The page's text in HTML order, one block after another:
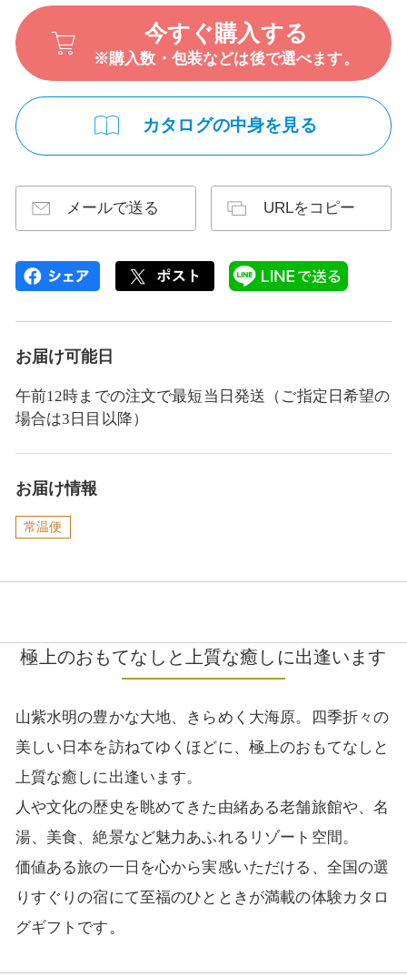
今すぐ購入する
※購入数・包装などは後で選べます。
カタログの中身を見る
メールで送る URLをコピー
お届け可能日
午前12時までの注文で最短当日発送（ご指定日希望の
場合は3日目以降）
お届け情報
常温便
極上のおもてなしと上質な癒しに出逢います
山紫水明の豊かな大地、きらめく大海原。四季折々の
美しい日本を訪ねてゆくほどに、極上のおもてなしと
上質な癒しに出逢います。
人や文化の歴史を眺めてきた由緒ある老舗旅館や、名
湯、美食、絶景など魅力あふれるリゾート空間。
価値ある旅の一日を心から実感いただける、全国の選
りすぐりの宿にて至福のひとときが満載の体験カタロ
グギフトです。